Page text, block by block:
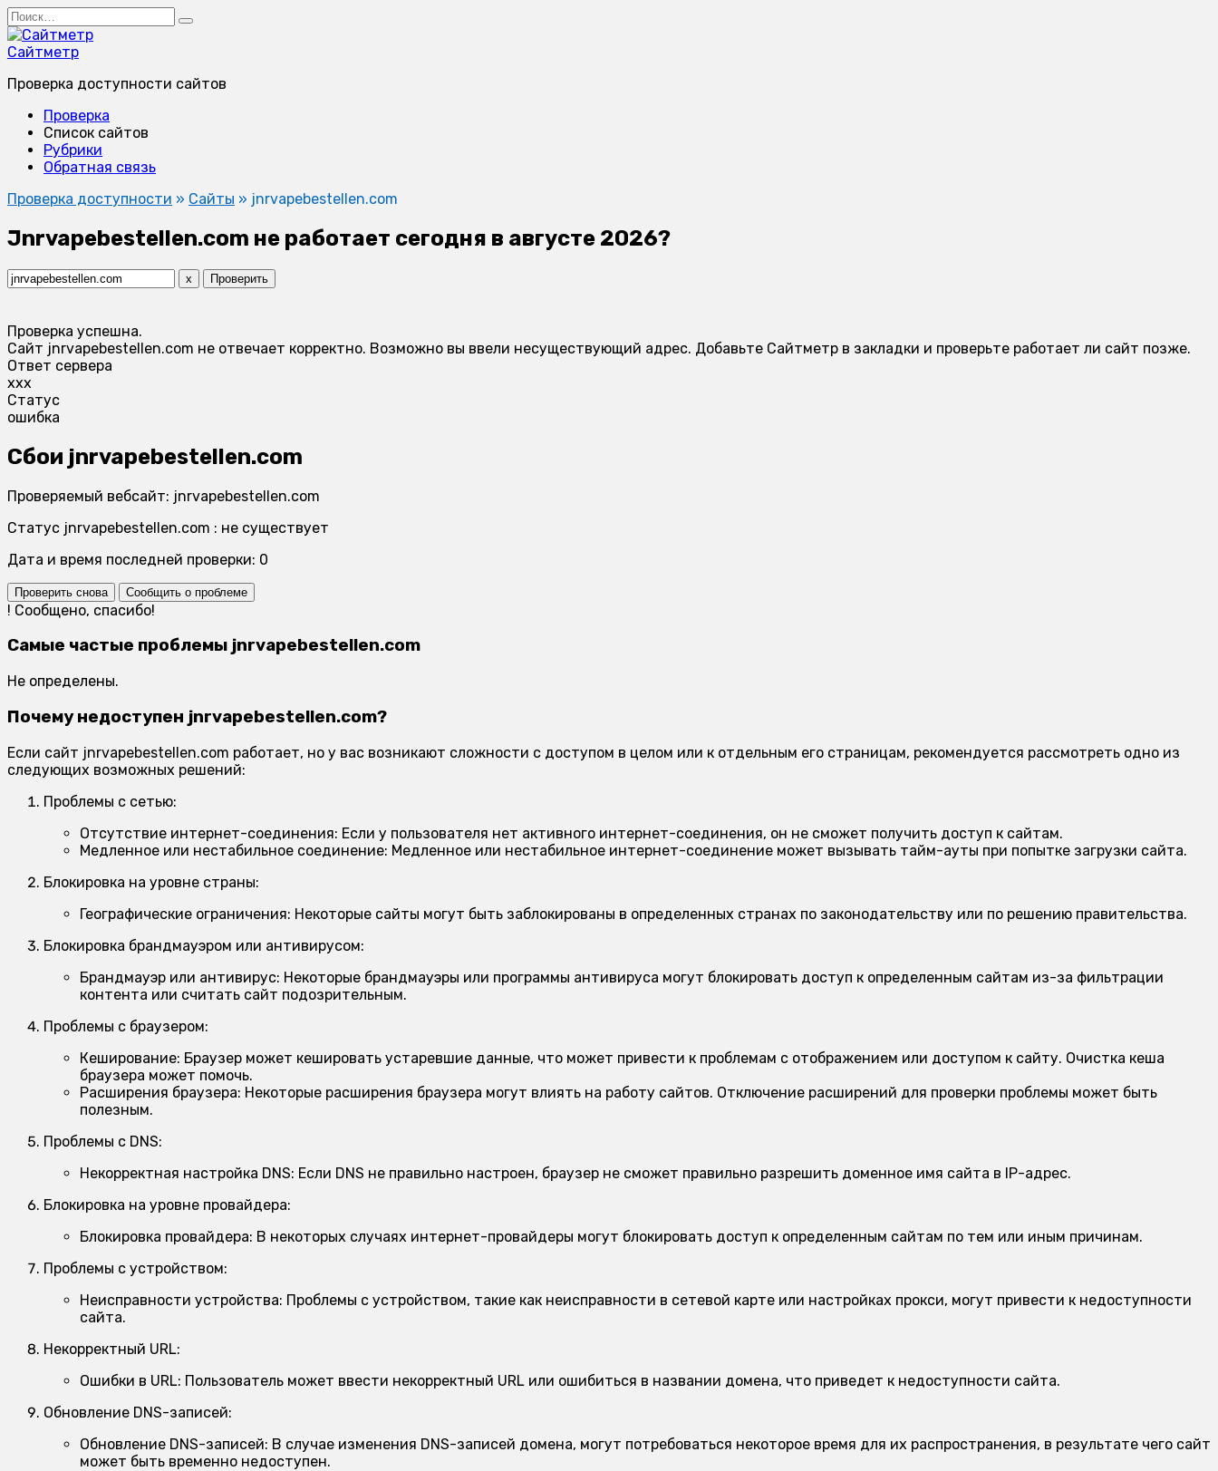
Перейти
к
содержанию
Search
for:
Сайтметр
Проверка доступности сайтов
Проверка
Список сайтов
Рубрики
Обратная связь
Проверка доступности » Сайты » jnrvapebestellen.com
Jnrvapebestellen.com не работает сегодня в августе 2026?
x Проверить
Проверка успешна.
Сайт jnrvapebestellen.com не отвечает корректно. Возможно вы ввели несуществующий адрес. Добавьте Сайтметр в закладки и проверьте работает ли сайт позже.
Ответ сервера
xxx
Статус
ошибка
Сбои jnrvapebestellen.com
Проверяемый вебсайт: jnrvapebestellen.com
Статус jnrvapebestellen.com : не существует
Дата и время последней проверки: 0
Проверить снова Сообщить о проблеме
! Сообщено, спасибо!
Самые частые проблемы jnrvapebestellen.com
Не определены.
Почему недоступен jnrvapebestellen.com?
Если сайт jnrvapebestellen.com работает, но у вас возникают сложности с доступом в целом или к отдельным его страницам, рекомендуется рассмотреть одно из
следующих возможных решений:
Проблемы с сетью:
Отсутствие интернет-соединения: Если у пользователя нет активного интернет-соединения, он не сможет получить доступ к сайтам.
Медленное или нестабильное соединение: Медленное или нестабильное интернет-соединение может вызывать тайм-ауты при попытке загрузки сайта.
Блокировка на уровне страны:
Географические ограничения: Некоторые сайты могут быть заблокированы в определенных странах по законодательству или по решению правительства.
Блокировка брандмауэром или антивирусом:
Брандмауэр или антивирус: Некоторые брандмауэры или программы антивируса могут блокировать доступ к определенным сайтам из-за фильтрации
контента или считать сайт подозрительным.
Проблемы с браузером:
Кеширование: Браузер может кешировать устаревшие данные, что может привести к проблемам с отображением или доступом к сайту. Очистка кеша
браузера может помочь.
Расширения браузера: Некоторые расширения браузера могут влиять на работу сайтов. Отключение расширений для проверки проблемы может быть
полезным.
Проблемы с DNS:
Некорректная настройка DNS: Если DNS не правильно настроен, браузер не сможет правильно разрешить доменное имя сайта в IP-адрес.
Блокировка на уровне провайдера:
Блокировка провайдера: В некоторых случаях интернет-провайдеры могут блокировать доступ к определенным сайтам по тем или иным причинам.
Проблемы с устройством:
Неисправности устройства: Проблемы с устройством, такие как неисправности в сетевой карте или настройках прокси, могут привести к недоступности
сайта.
Некорректный URL:
Ошибки в URL: Пользователь может ввести некорректный URL или ошибиться в названии домена, что приведет к недоступности сайта.
Обновление DNS-записей:
Обновление DNS-записей: В случае изменения DNS-записей домена, могут потребоваться некоторое время для их распространения, в результате чего сайт
может быть временно недоступен.